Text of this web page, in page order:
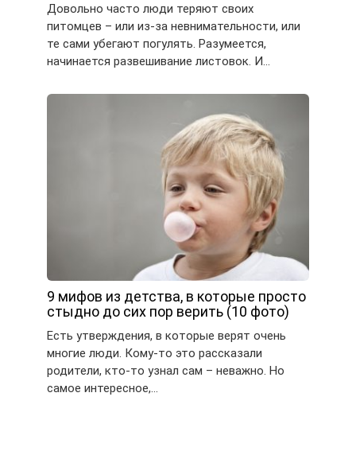
Довольно часто люди теряют своих
питомцев – или из-за невнимательности, или
те сами убегают погулять. Разумеется,
начинается развешивание листовок. И…
9 мифов из детства, в которые просто
стыдно до сих пор верить (10 фото)
Есть утверждения, в которые верят очень
многие люди. Кому-то это рассказали
родители, кто-то узнал сам – неважно. Но
самое интересное,…